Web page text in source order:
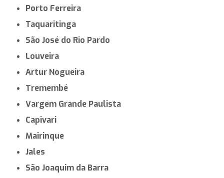
Porto Ferreira
Taquaritinga
São José do Rio Pardo
Louveira
Artur Nogueira
Tremembé
Vargem Grande Paulista
Capivari
Mairinque
Jales
São Joaquim da Barra